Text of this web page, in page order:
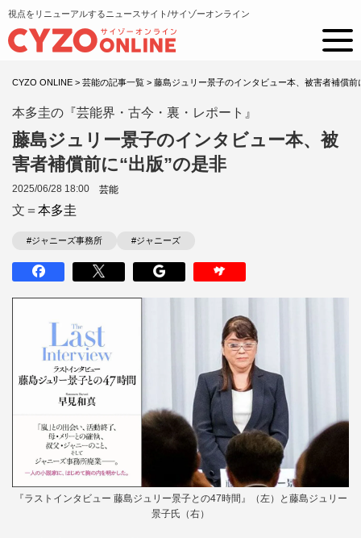
視点をリニューアルするニュースサイト/サイゾーオンライン
CYZO ONLINE > 芸能の記事一覧 > 藤島ジュリー景子のインタビュー本、被害者補償前
本多圭の『芸能界・古今・裏・レポート』
藤島ジュリー景子のインタビュー本、被
害者補償前に“出版”の是非
2025/06/28 18:00 芸能
文＝ 本多圭
#ジャニーズ事務所 #ジャニーズ
『ラストインタビュー 藤島ジュリー景子との47時間』（左）と藤島ジュリー
景子氏（右）